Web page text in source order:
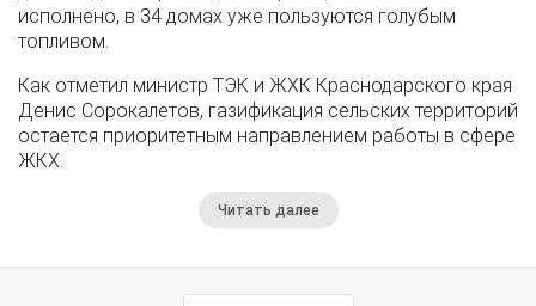
исполнено, в 34 домах уже пользуются голубым
топливом.
Как отметил министр ТЭК и ЖХК Краснодарского края
Денис Сорокалетов, газификация сельских территорий
остается приоритетным направлением работы в сфере
ЖКХ.
Читать далее